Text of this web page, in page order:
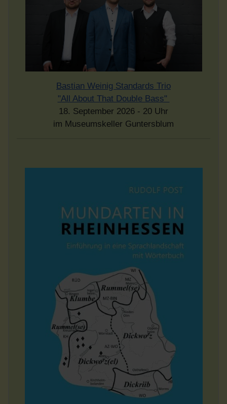
Bastian Weinig Standards Trio
"All About That Double Bass"
18. September 2026 - 20 Uhr
im Museumskeller Guntersblum